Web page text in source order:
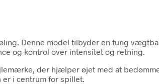
Denne model tilbyder en tung
og kontrol over intensitet og retning.
der hjælper øjet med at
i centrum for spillet.